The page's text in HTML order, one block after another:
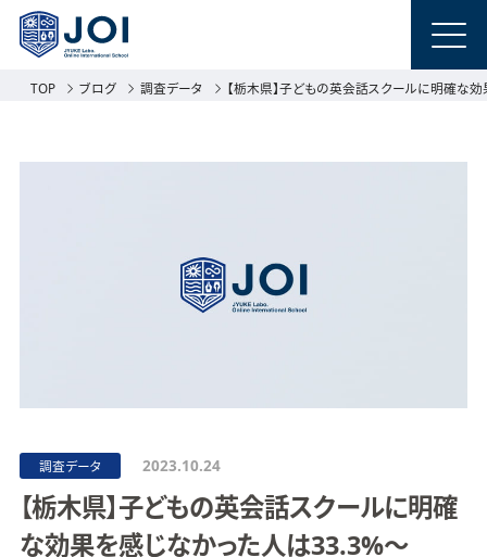
TOP ブログ 調査データ 【栃木県】子どもの英会話スクールに明確な
調査データ 2023.10.24
【栃木県】子どもの英会話スクールに明確
な効果を感じなかった人は33.3%～